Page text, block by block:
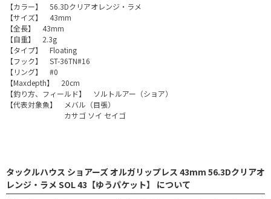
【カラー】 56.3Dクリアオレンジ・ラメ
【サイズ】 43mm
【全長】 43mm
【自重】 2.3g
【タイプ】 Floating
【フック】 ST-36TN#16
【リング】 #0
【Maxdepth】 20cm
【釣り方、フィールド】 ソルトルアー（ショア）
【代表対象魚】 メバル（目張）
カサゴ ソイ セイゴ
タックルハウス ショアーズ オルガリップレス 43mm 56.3Dクリアオ
レンジ・ラメ SOL 43【ゆうパケット】 について